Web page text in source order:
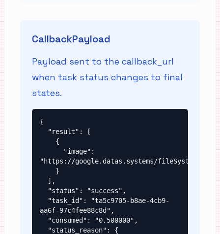
CallbackPayload
Payload sent to the callback_url
when task status changes to final
states.
{
"https://google.datas.systems/fileSystem/
aa6f-97c4fee88c8d",